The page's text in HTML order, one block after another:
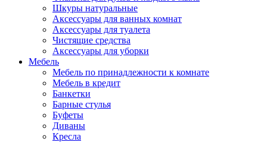
Шкуры натуральные
Аксессуары для ванных комнат
Аксессуары для туалета
Чистящие средства
Аксессуары для уборки
Мебель
Мебель по принадлежности к комнате
Мебель в кредит
Банкетки
Барные стулья
Буфеты
Диваны
Кресла